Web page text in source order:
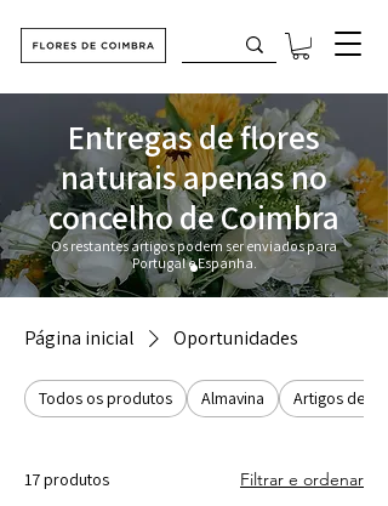
Entregas de flores
naturais apenas no
concelho de Coimbra
Os restantes artigos podem ser enviados para
Portugal e Espanha.
Página inicial Oportunidades
Todos os produtos Almavina Artigos de
17 produtos Filtrar e ordenar